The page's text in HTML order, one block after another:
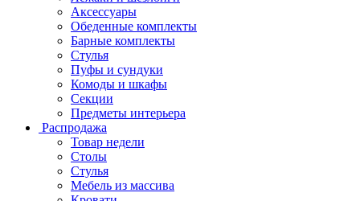
Аксессуары
Обеденные комплекты
Барные комплекты
Стулья
Пуфы и сундуки
Комоды и шкафы
Секции
Предметы интерьера
Распродажа
Товар недели
Столы
Стулья
Мебель из массива